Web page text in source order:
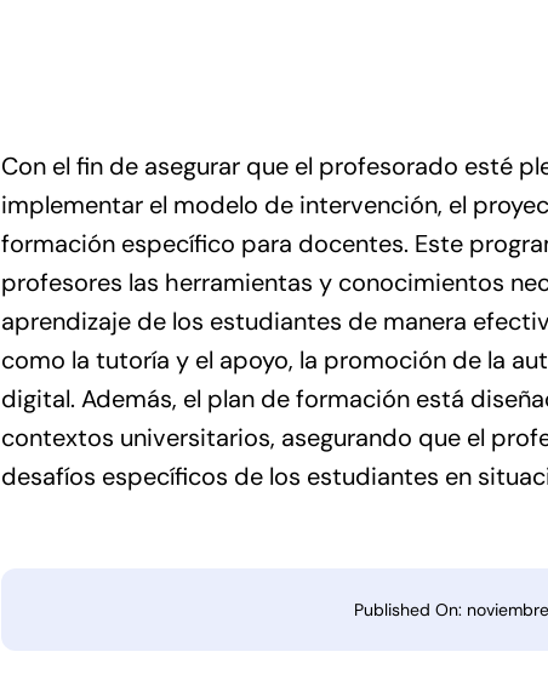
Con el fin de asegurar que el profesorado esté
implementar el modelo de intervención, el
formación específico para docentes. Este
profesores las herramientas y conocimientos
aprendizaje de los estudiantes de manera
como la tutoría y el apoyo, la promoción de la
digital. Además, el plan de formación está
contextos universitarios, asegurando que el
desafíos específicos de los estudiantes en
Published On: